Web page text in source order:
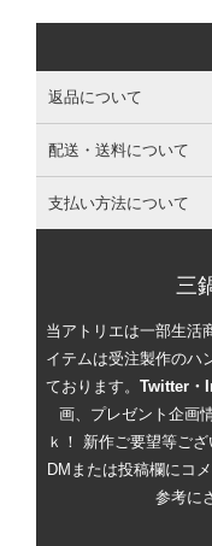
返品について
配送・送料について
支払い方法について
三
当アトリエは一部生活
イテムは受注製作のハ
ております。 Twitter・
画、プレゼント企画
ｋ！ 新作ご要望等ご
DMまたは投稿欄にコ
参考に